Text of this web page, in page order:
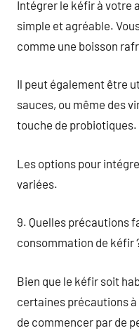
Intégrer le kéfir à votre
simple et agréable.
comme une boisson
Il peut également être
sauces, ou même des
touche de probiotiques.
Les options pour
variées.
9. Quelles précautions
consommation de kéfir
Bien que le kéfir soit
certaines précautions
de commencer par de